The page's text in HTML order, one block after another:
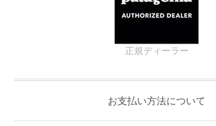
正規ディーラー
お支払い方法について